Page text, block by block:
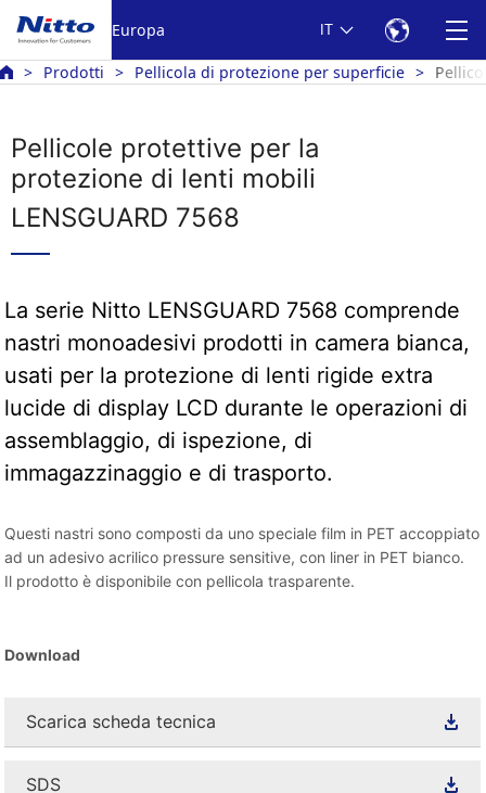
Europa IT
Prodotti Pellicola di protezione per superficie
Pellicole protettive per la
protezione di lenti mobili
LENSGUARD 7568
La serie Nitto LENSGUARD 7568 comprende
nastri monoadesivi prodotti in camera bianca,
usati per la protezione di lenti rigide extra
lucide di display LCD durante le operazioni di
assemblaggio, di ispezione, di
immagazzinaggio e di trasporto.
Questi nastri sono composti da uno speciale film in PET accoppiato
ad un adesivo acrilico pressure sensitive, con liner in PET bianco.
Il prodotto è disponibile con pellicola trasparente.
Download
Scarica scheda tecnica
SDS